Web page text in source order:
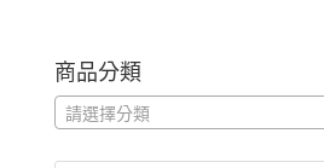
商品分類
請選擇分類